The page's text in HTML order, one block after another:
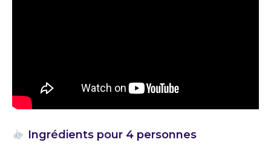
Ingrédients pour 4 personnes